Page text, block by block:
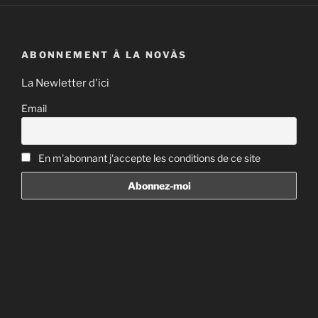
ABONNEMENT À LA NOVÀS
La Newletter d'ici
Email
En m'abonnant j'accepte les conditions de ce site